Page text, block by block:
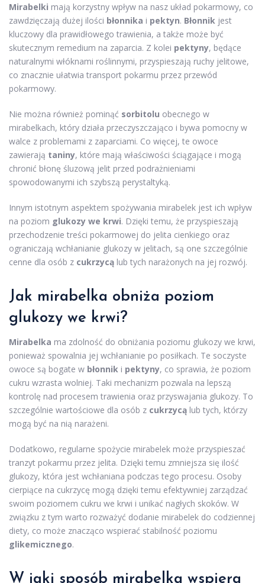
Mirabelki mają korzystny wpływ na nasz układ pokarmowy, co
zawdzięczają dużej ilości błonnika i pektyn. Błonnik jest
kluczowy dla prawidłowego trawienia, a także może być
skutecznym remedium na zaparcia. Z kolei pektyny, będące
naturalnymi włóknami roślinnymi, przyspieszają ruchy jelitowe,
co znacznie ułatwia transport pokarmu przez przewód
pokarmowy.
Nie można również pominąć sorbitolu obecnego w
mirabelkach, który działa przeczyszczająco i bywa pomocny w
walce z problemami z zaparciami. Co więcej, te owoce
zawierają taniny, które mają właściwości ściągające i mogą
chronić błonę śluzową jelit przed podrażnieniami
spowodowanymi ich szybszą perystaltyką.
Innym istotnym aspektem spożywania mirabelek jest ich wpływ
na poziom glukozy we krwi. Dzięki temu, że przyspieszają
przechodzenie treści pokarmowej do jelita cienkiego oraz
ograniczają wchłanianie glukozy w jelitach, są one szczególnie
cenne dla osób z cukrzycą lub tych narażonych na jej rozwój.
Jak mirabelka obniża poziom
glukozy we krwi?
Mirabelka ma zdolność do obniżania poziomu glukozy we krwi,
ponieważ spowalnia jej wchłanianie po posiłkach. Te soczyste
owoce są bogate w błonnik i pektyny, co sprawia, że poziom
cukru wzrasta wolniej. Taki mechanizm pozwala na lepszą
kontrolę nad procesem trawienia oraz przyswajania glukozy. To
szczególnie wartościowe dla osób z cukrzycą lub tych, którzy
mogą być na nią narażeni.
Dodatkowo, regularne spożycie mirabelek może przyspieszać
tranzyt pokarmu przez jelita. Dzięki temu zmniejsza się ilość
glukozy, która jest wchłaniana podczas tego procesu. Osoby
cierpiące na cukrzycę mogą dzięki temu efektywniej zarządzać
swoim poziomem cukru we krwi i unikać nagłych skoków. W
związku z tym warto rozważyć dodanie mirabelek do codziennej
diety, co może znacząco wspierać stabilność poziomu
glikemicznego.
W jaki sposób mirabelka wspiera